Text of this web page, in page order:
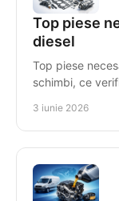
Top piese
diesel
Top piese
schimbi, ce
3 iunie 2026